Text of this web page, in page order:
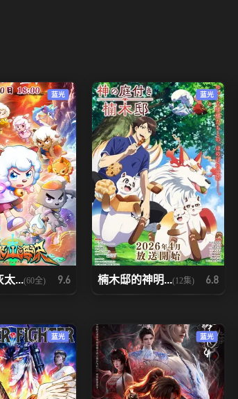
蓝光
太...(60全) 9.6
蓝光
楠木邸的神明...(12集) 6.8
蓝光 蓝光